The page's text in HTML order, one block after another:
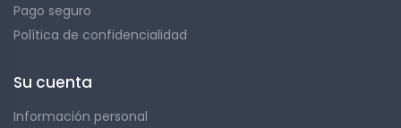
Pago seguro
Política de confidencialidad
Su cuenta
Información personal